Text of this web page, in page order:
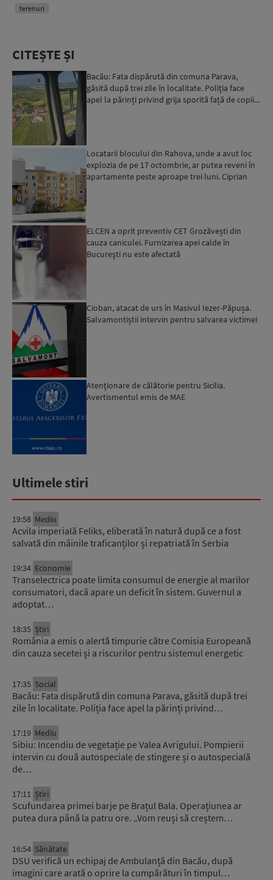
terenuri
CITEȘTE ȘI
Bacău: Fata dispărută din comuna Parava,
găsită după trei zile în localitate. Poliția face
apel la părinți privind grija sporită față de copii...
Locatarii blocului din Rahova, unde a avut loc
explozia de pe 17 octombrie, ar putea reveni în
apartamente peste aproape trei luni. Ciprian
ELCEN a oprit preventiv CET Grozăvești din
cauza caniculei. Furnizarea apei calde în
Bucureşti nu este afectată
Cioban, atacat de urs în Masivul Iezer-Păpușa.
Salvamontiștii intervin pentru salvarea victimei
Atenţionare de călătorie pentru Sicilia.
Avertismentul emis de MAE
Ultimele stiri
19:58 Mediu
Acvila imperială Feliks, eliberată în natură după ce a fost
salvată din mâinile traficanților și repatriată în Serbia
19:34 Economie
Transelectrica poate limita consumul de energie al marilor
consumatori, dacă apare un deficit în sistem. Guvernul a
adoptat…
18:35 Știri
România a emis o alertă timpurie către Comisia Europeană
din cauza secetei și a riscurilor pentru sistemul energetic
17:35 Social
Bacău: Fata dispărută din comuna Parava, găsită după trei
zile în localitate. Poliția face apel la părinți privind…
17:19 Mediu
Sibiu: Incendiu de vegetație pe Valea Avrigului. Pompierii
intervin cu două autospeciale de stingere și o autospecială
de…
17:11 Știri
Scufundarea primei barje pe Brațul Bala. Operațiunea ar
putea dura până la patru ore. „Vom reuși să creștem…
16:54 Sănătate
DSU verifică un echipaj de Ambulanță din Bacău, după
imagini care arată o oprire la cumpărături în timpul…